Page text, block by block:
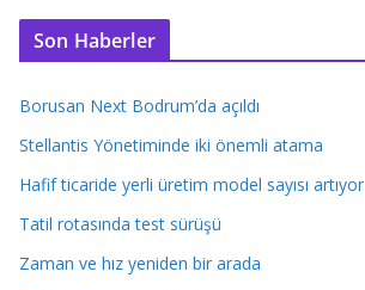
Son Haberler
Borusan Next Bodrum’da açıldı
Stellantis Yönetiminde iki önemli atama
Hafif ticaride yerli üretim model sayısı artıyor
Tatil rotasında test sürüşü
Zaman ve hız yeniden bir arada